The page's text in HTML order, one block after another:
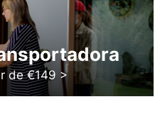
de €149 >